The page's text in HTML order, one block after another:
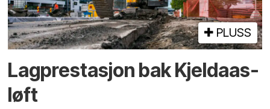
PLUSS
Lagprestasjon bak Kjeldaas-
løft